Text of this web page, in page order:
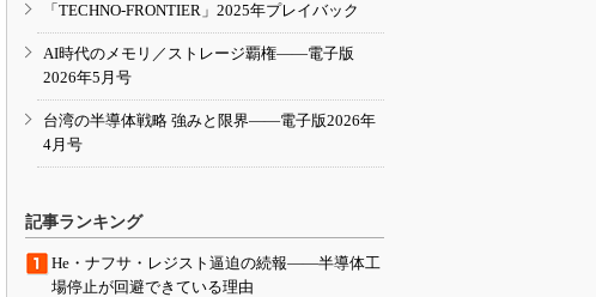
「TECHNO-FRONTIER」2025年プレイバック
AI時代のメモリ／ストレージ覇権――電子版
2026年5月号
台湾の半導体戦略 強みと限界――電子版2026年
4月号
記事ランキング
He・ナフサ・レジスト逼迫の続報――半導体工
場停止が回避できている理由